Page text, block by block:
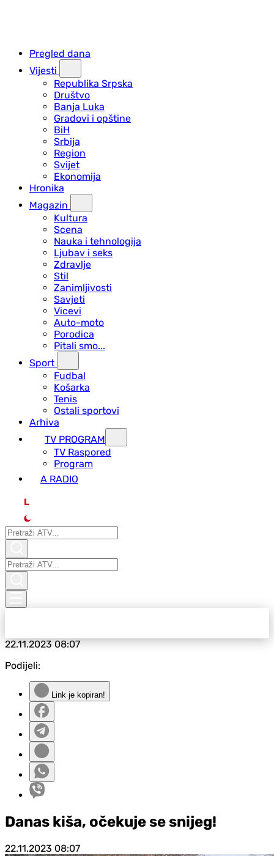
Pregled dana
Vijesti
Republika Srpska
Društvo
Banja Luka
Gradovi i opštine
BiH
Srbija
Region
Svijet
Ekonomija
Hronika
Magazin
Kultura
Scena
Nauka i tehnologija
Ljubav i seks
Zdravlje
Stil
Zanimljivosti
Savjeti
Vicevi
Auto-moto
Porodica
Pitali smo...
Sport
Fudbal
Košarka
Tenis
Ostali sportovi
Arhiva
TV PROGRAM
ТV Raspored
Program
A RADIO
L
22.11.202308:07
Podijeli:
Link je kopiran!
Danas kiša, očekuje se snijeg!
22.11.2023 08:07